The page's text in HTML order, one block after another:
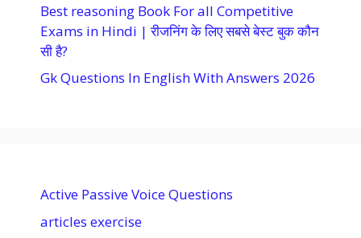
Best reasoning Book For all Competitive
Exams in Hindi | रीजनिंग के लिए सबसे बेस्ट बुक कौन
सी है?
Gk Questions In English With Answers 2026
Active Passive Voice Questions
articles exercise